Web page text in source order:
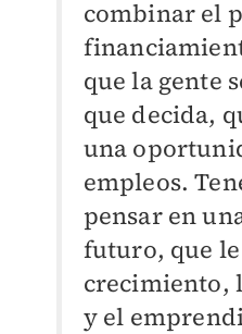
combinar el
que la gente
que decida,
una
empleos.
pensar en
futuro, que
crecimiento,
y el